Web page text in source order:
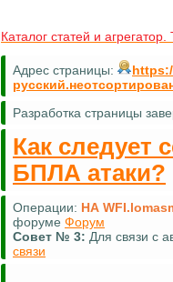
Каталог статей и
Адрес страницы:
Разработка страницы
Как следует
БПЛА атаки?
Операции: НА
форуме Форум
Совет № 3: Для связи с
связи